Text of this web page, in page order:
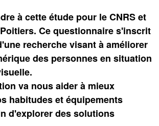
à cette étude pour le CNRS et
Ce questionnaire s'inscrit
recherche visant à améliorer
des personnes en situation
va nous aider à mieux
habitudes et équipements
d'explorer des solutions